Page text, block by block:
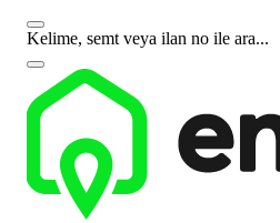
Kelime, semt veya ilan no ile ara...